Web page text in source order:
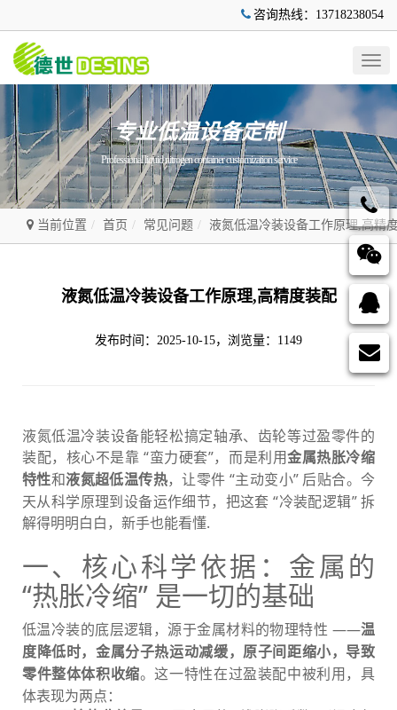
咨询热线：13718238054
专业低温设备定制
Professional liquid nitrogen container customization service
当前位置 首页 常见问题 液氮低温冷装设备工作原理,高精
液氮低温冷装设备工作原理,高精度装配
发布时间：2025-10-15，浏览量：1149
液氮低温冷装设备能轻松搞定轴承、齿轮等过盈零件的
装配，核心不是靠 “蛮力硬套”，而是利用金属热胀冷缩
特性和液氮超低温传热，让零件 “主动变小” 后贴合。今
天从科学原理到设备运作细节，把这套 “冷装配逻辑” 拆
解得明明白白，新手也能看懂.
一、核心科学依据：金属的
“热胀冷缩” 是一切的基础
低温冷装的底层逻辑，源于金属材料的物理特性 ——温
度降低时，金属分子热运动减缓，原子间距缩小，导致
零件整体体积收缩。这一特性在过盈装配中被利用，具
体表现为两点：